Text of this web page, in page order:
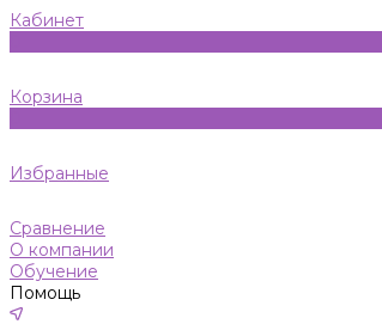
Кабинет
Корзина
Избранные
Сравнение
О компании
Обучение
Помощь